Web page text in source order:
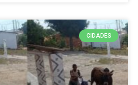
CIDADES